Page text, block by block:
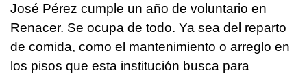
José Pérez cumple un año de voluntario en
Renacer. Se ocupa de todo. Ya sea del reparto
de comida, como el mantenimiento o arreglo en
los pisos que esta institución busca para